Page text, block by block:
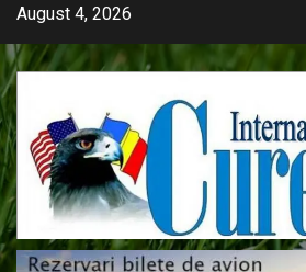
Skip
content
August 4, 2026